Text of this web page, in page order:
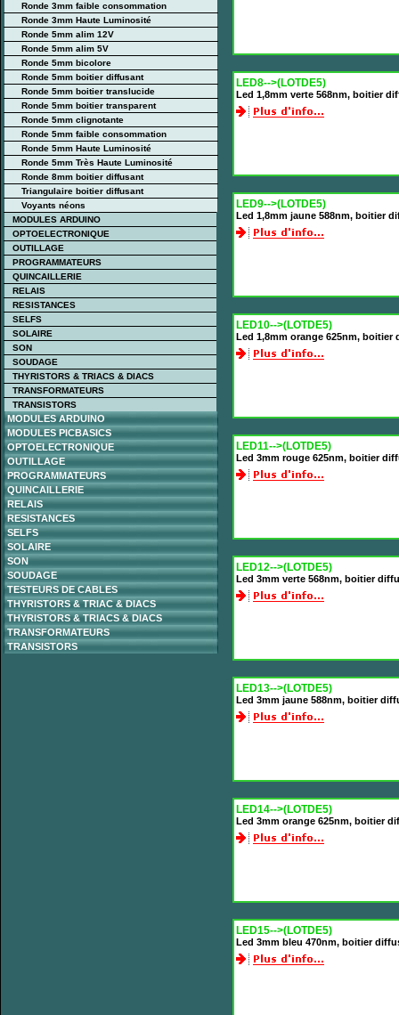
Ronde 3mm faible consommation
Ronde 3mm Haute Luminosité
Ronde 5mm alim 12V
Ronde 5mm alim 5V
Ronde 5mm bicolore
Ronde 5mm boitier diffusant
Ronde 5mm boitier translucide
Ronde 5mm boitier transparent
Ronde 5mm clignotante
Ronde 5mm faible consommation
Ronde 5mm Haute Luminosité
Ronde 5mm Très Haute Luminosité
Ronde 8mm boitier diffusant
Triangulaire boitier diffusant
Voyants néons
MODULES ARDUINO
OPTOELECTRONIQUE
OUTILLAGE
PROGRAMMATEURS
QUINCAILLERIE
RELAIS
RESISTANCES
SELFS
SOLAIRE
SON
SOUDAGE
THYRISTORS & TRIACS & DIACS
TRANSFORMATEURS
TRANSISTORS
MODULES ARDUINO
MODULES PICBASICS
OPTOELECTRONIQUE
OUTILLAGE
PROGRAMMATEURS
QUINCAILLERIE
RELAIS
RESISTANCES
SELFS
SOLAIRE
SON
SOUDAGE
TESTEURS DE CABLES
THYRISTORS & TRIAC & DIACS
THYRISTORS & TRIACS & DIACS
TRANSFORMATEURS
TRANSISTORS
LED8-->(LOTDE5)
Led 1,8mm verte 568nm, boitier
LED9-->(LOTDE5)
Led 1,8mm jaune 588nm, boitier
LED10-->(LOTDE5)
Led 1,8mm orange 625nm, boitier
LED11-->(LOTDE5)
Led 3mm rouge 625nm, boitier
LED12-->(LOTDE5)
Led 3mm verte 568nm, boitier
LED13-->(LOTDE5)
Led 3mm jaune 588nm, boitier
LED14-->(LOTDE5)
Led 3mm orange 625nm, boitier
LED15-->(LOTDE5)
Led 3mm bleu 470nm, boitier